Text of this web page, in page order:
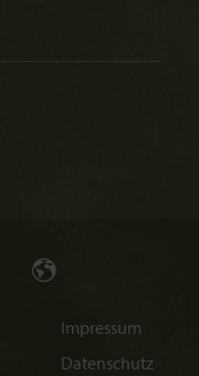
Impressum
Datenschutz